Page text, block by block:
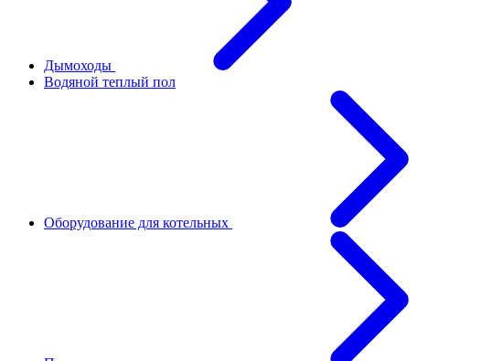
Дымоходы
Водяной теплый пол
Оборудование для котельных